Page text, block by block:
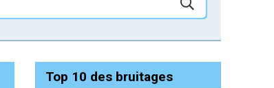
Top 10 des bruitages